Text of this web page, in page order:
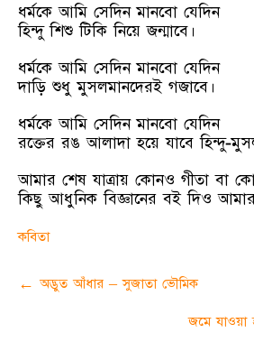
ধর্মকে আমি সেদিন মানবো যেদিন
হিন্দু শিশু টিকি নিয়ে জন্মাবে।
ধর্মকে আমি সেদিন মানবো যেদিন
দাড়ি শুধু মুসলমানদেরই গজাবে।
ধর্মকে আমি সেদিন মানবো যেদিন
রক্তের রঙ আলাদা হয়ে যাবে হিন্দু-
আমার শেষ যাত্রায় কোনও গীতা বা
কিছু আধুনিক বিজ্ঞানের বই দিও আমার
কবিতা
Post
navigation
← অদ্ভুত আঁধার – সুজাতা ভৌমিক
জমে